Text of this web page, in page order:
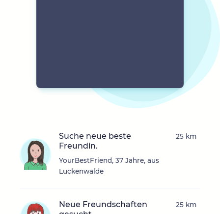
Suche neue beste
Freundin.
YourBestFriend, 37 Jahre, aus
Luckenwalde
25 km
Neue Freundschaften
25 km